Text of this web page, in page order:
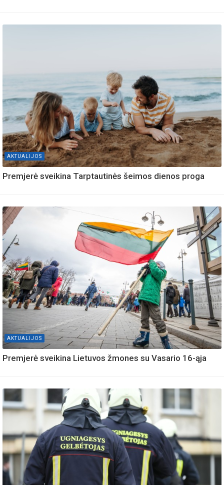
AKTUALIJOS
Premjerė sveikina Tarptautinės šeimos dienos proga
AKTUALIJOS
Premjerė sveikina Lietuvos žmones su Vasario 16-ąja